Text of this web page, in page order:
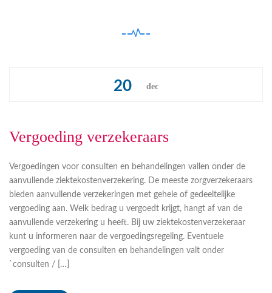
20 dec
Vergoeding verzekeraars
Vergoedingen voor consulten en behandelingen vallen onder de
aanvullende ziektekostenverzekering. De meeste zorgverzekeraars
bieden aanvullende verzekeringen met gehele of gedeeltelijke
vergoeding aan. Welk bedrag u vergoedt krijgt, hangt af van de
aanvullende verzekering u heeft. Bij uw ziektekostenverzekeraar
kunt u informeren naar de vergoedingsregeling. Eventuele
vergoeding van de consulten en behandelingen valt onder
`consulten / […]